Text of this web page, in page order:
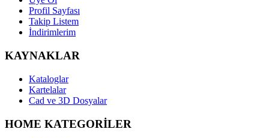
Profil Sayfası
Takip Listem
İndirimlerim
KAYNAKLAR
Kataloglar
Kartelalar
Cad ve 3D Dosyalar
HOME KATEGORİLER